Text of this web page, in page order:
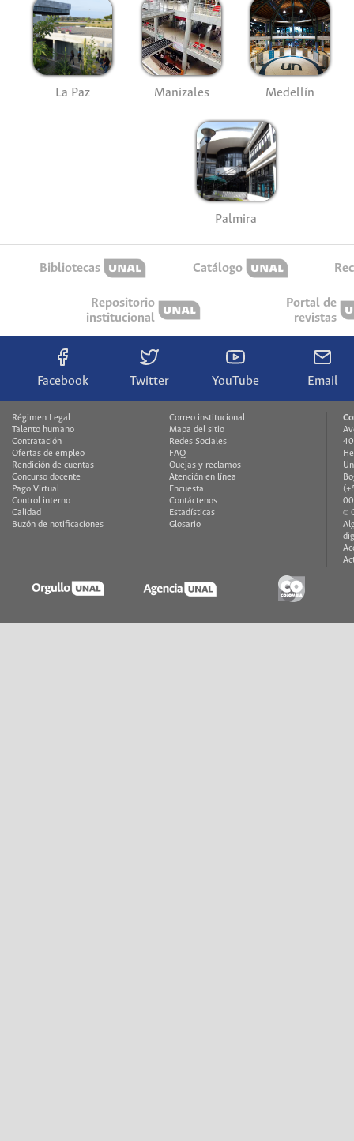
La Paz Manizales Medellín
Palmira
Bibliotecas Catálogo
Repositorio
institucional
Portal de
revistas
Facebook Twitter YouTube Email
Régimen Legal
Talento humano
Contratación
Ofertas de empleo
Rendición de cuentas
Concurso docente
Pago Virtual
Control interno
Calidad
Buzón de notificaciones
Correo institucional
Mapa del sitio
Redes Sociales
FAQ
Quejas y reclamos
Atención en línea
Encuesta
Contáctenos
Estadísticas
Glosario
©